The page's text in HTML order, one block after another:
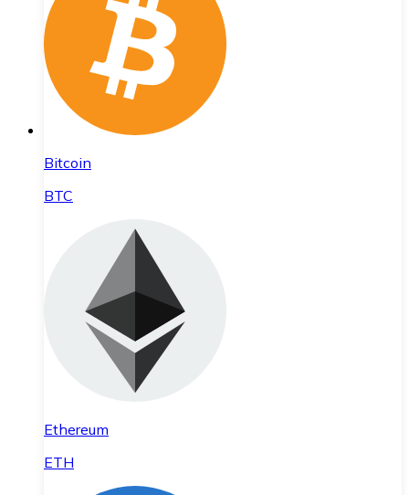
Bitcoin
BTC
Ethereum
ETH